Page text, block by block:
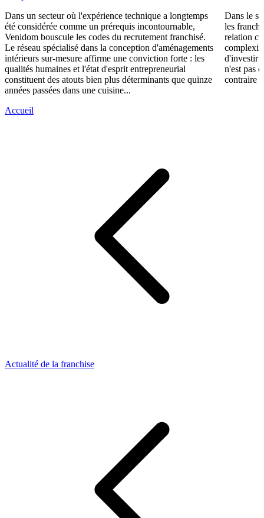
Dans un secteur où l'expérience technique a longtemps
été considérée comme un prérequis incontournable,
Venidom bouscule les codes du recrutement franchisé.
Le réseau spécialisé dans la conception d'aménagements
intérieurs sur-mesure affirme une conviction forte : les
qualités humaines et l'état d'esprit entrepreneurial
constituent des atouts bien plus déterminants que quinze
années passées dans une cuisine...
Dans le
les
relation
d'investir
n'est pas
contraire
Accueil
Actualité de la franchise